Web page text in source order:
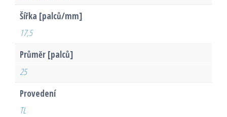
Šířka [palců/mm]
17,5
Průměr [palců]
25
Provedení
TL